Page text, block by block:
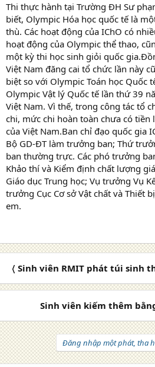
Thi thực hành tại Trường ĐH Sư
biết, Olympic Hóa học quốc tế là
thù. Các hoạt động của IChO có
hoạt động của Olympic thể thao,
một kỳ thi học sinh giỏi quốc
Việt Nam đăng cai tổ chức lần này
biệt so với Olympic Toán học Quốc
Olympic Vật lý Quốc tế lần thứ 39
Việt Nam. Vì thế, trong công tác tổ
chi, mức chi hoàn toàn chưa có tiền
của Việt Nam.Ban chỉ đạo quốc gia
Bộ GD-ĐT làm trưởng ban; Thứ
ban thường trực. Các phó trưởng
Khảo thí và Kiểm định chất lượng
Giáo dục Trung học; Vụ trưởng Vụ
trưởng Cục Cơ sở Vật chất và Thiết
em.
〈 Sinh viên RMIT phát túi sinh
Sinh viên kiếm thêm
Đăng nhập một phát, tha